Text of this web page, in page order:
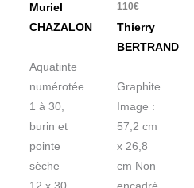
Muriel
CHAZALON
Aquatinte
numérotée
1 à 30,
burin et
pointe
sèche
110€
Thierry
BERTRAND
Graphite
Image :
57,2 cm
x 26,8
cm Non